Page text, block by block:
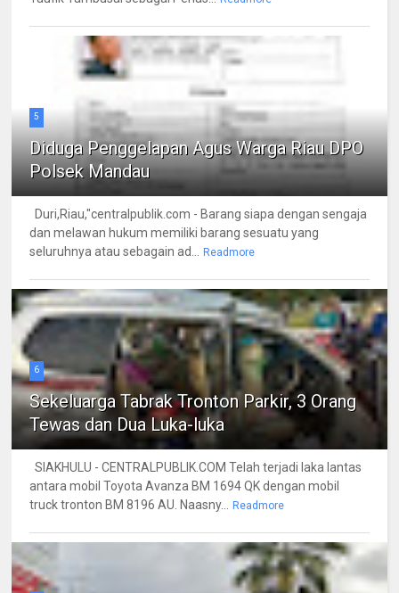
5
Diduga Penggelapan Agus Warga Riau DPO
Polsek Mandau
Duri,Riau,"centralpublik.com - Barang siapa dengan sengaja
dan melawan hukum memiliki barang sesuatu yang
seluruhnya atau sebagain ad... Readmore
6
Sekeluarga Tabrak Tronton Parkir, 3 Orang
Tewas dan Dua Luka-luka
SIAKHULU - CENTRALPUBLIK.COM Telah terjadi laka lantas
antara mobil Toyota Avanza BM 1694 QK dengan mobil
truck tronton BM 8196 AU. Naasny... Readmore